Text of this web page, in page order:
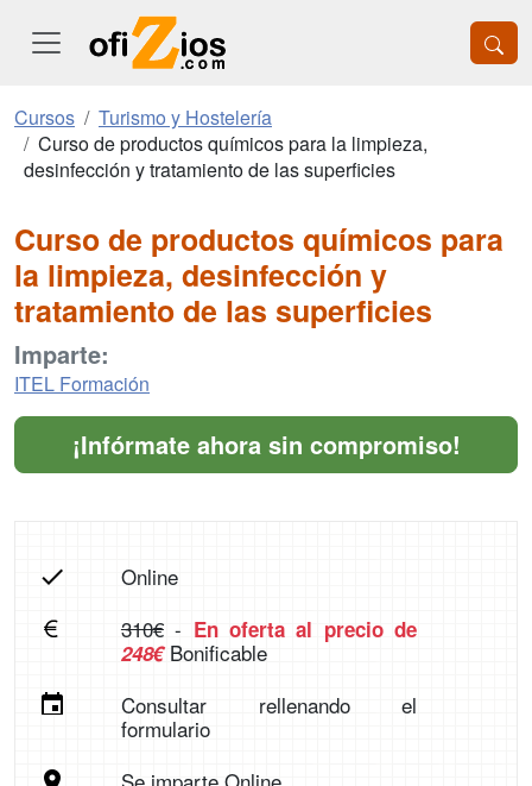
Cursos
Turismo y Hostelería
Curso de productos químicos para la limpieza,
desinfección y tratamiento de las superficies
Curso de productos químicos para
la limpieza, desinfección y
tratamiento de las superficies
Imparte:
ITEL Formación
¡Infórmate ahora sin compromiso!
Online
310€- En oferta al precio de
248€Bonificable
Consultar rellenando el
formulario